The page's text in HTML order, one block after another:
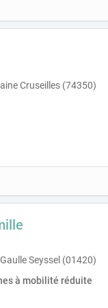
Cruseilles (74350)
Seyssel (01420)
à mobilité réduite